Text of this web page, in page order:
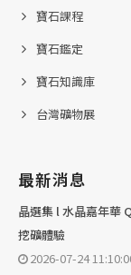
寶石課程
寶石鑑定
寶石知識庫
台灣礦物展
最新消息
晶選集 l 水晶嘉年華
挖礦體驗
2026-07-24